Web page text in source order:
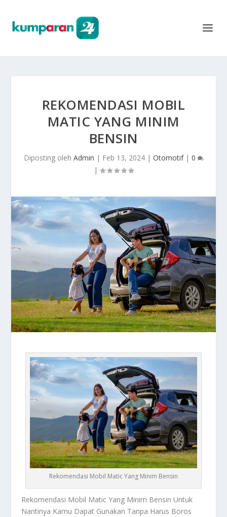
REKOMENDASI MOBIL
MATIC YANG MINIM
BENSIN
Diposting oleh Admin | Feb 13, 2024| Otomotif| 0
|
Rekomendasi Mobil Matic Yang Minim Bensin
Rekomendasi Mobil Matic Yang Minim Bensin Untuk
Nantinya Kamu Dapat Gunakan Tanpa Harus Boros